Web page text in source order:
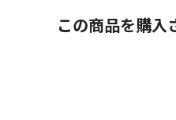
この商品を購入